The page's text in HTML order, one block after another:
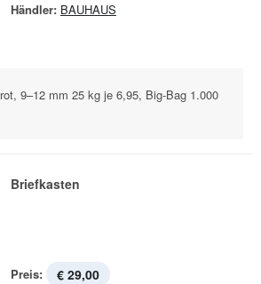
Händler: BAUHAUS
9–12 mm 25 kg je 6,95, Big-Bag 1.000
Briefkasten
Preis: € 29,00